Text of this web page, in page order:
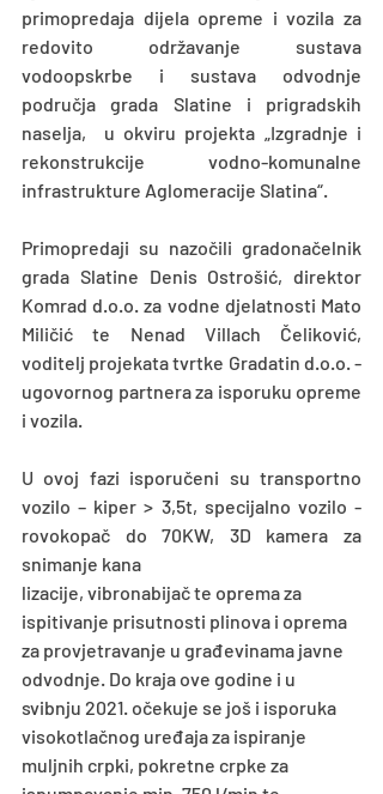
primopredaja dijela opreme i vozila za
redovito održavanje sustava
vodoopskrbe i sustava odvodnje
područja grada Slatine i prigradskih
naselja,  u okviru projekta „Izgradnje i
rekonstrukcije vodno-komunalne
infrastrukture Aglomeracije Slatina“.
Primopredaji su nazočili gradonačelnik
grada Slatine Denis Ostrošić, direktor
Komrad d.o.o. za vodne djelatnosti Mato
Miličić te Nenad Villach Čeliković,
voditelj projekata tvrtke Gradatin d.o.o. -
ugovornog partnera za isporuku opreme
i vozila.
U ovoj fazi isporučeni su transportno
vozilo – kiper > 3,5t, specijalno vozilo -
rovokopač do 70KW, 3D kamera za
snimanje kana
lizacije, vibronabijač te oprema za
ispitivanje prisutnosti plinova i oprema
za provjetravanje u građevinama javne
odvodnje. Do kraja ove godine i u
svibnju 2021. očekuje se još i isporuka
visokotlačnog uređaja za ispiranje
muljnih crpki, pokretne crpke za